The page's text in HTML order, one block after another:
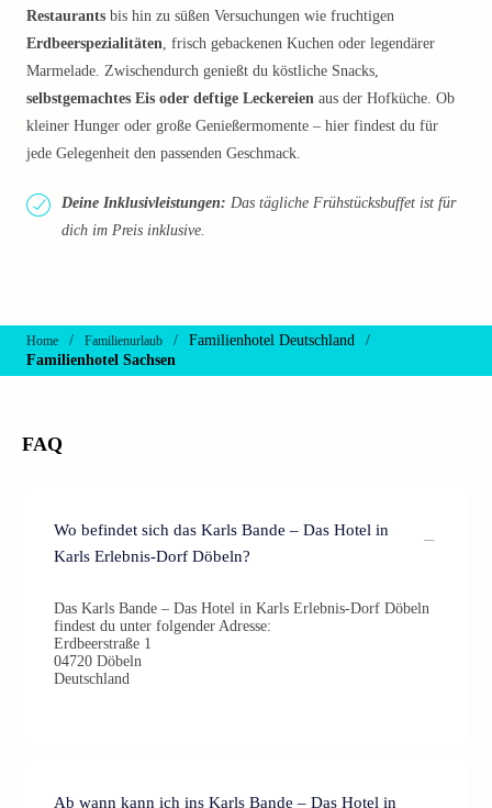
Restaurants bis hin zu süßen Versuchungen wie fruchtigen
Erdbeerspezialitäten, frisch gebackenen Kuchen oder legendärer
Marmelade. Zwischendurch genießt du köstliche Snacks,
selbstgemachtes Eis oder deftige Leckereien aus der Hofküche. Ob
kleiner Hunger oder große Genießermomente – hier findest du für
jede Gelegenheit den passenden Geschmack.
Deine Inklusivleistungen: Das tägliche Frühstücksbuffet ist für
dich im Preis inklusive.
Home / Familienurlaub / Familienhotel Deutschland
/
Familienhotel Sachsen
FAQ
Wo befindet sich das Karls Bande – Das Hotel in
Karls Erlebnis-Dorf Döbeln?
Das Karls Bande – Das Hotel in Karls Erlebnis-Dorf Döbeln
findest du unter folgender Adresse:
Erdbeerstraße 1
04720 Döbeln
Deutschland
Ab wann kann ich ins Karls Bande – Das Hotel in